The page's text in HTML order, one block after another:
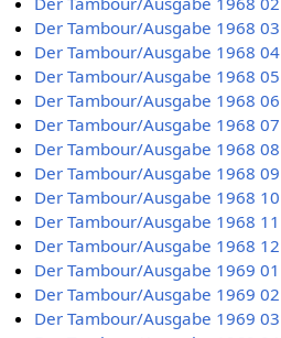
Der Tambour/Ausgabe 1968 03
Der Tambour/Ausgabe 1968 04
Der Tambour/Ausgabe 1968 05
Der Tambour/Ausgabe 1968 06
Der Tambour/Ausgabe 1968 07
Der Tambour/Ausgabe 1968 08
Der Tambour/Ausgabe 1968 09
Der Tambour/Ausgabe 1968 10
Der Tambour/Ausgabe 1968 11
Der Tambour/Ausgabe 1968 12
Der Tambour/Ausgabe 1969 01
Der Tambour/Ausgabe 1969 02
Der Tambour/Ausgabe 1969 03